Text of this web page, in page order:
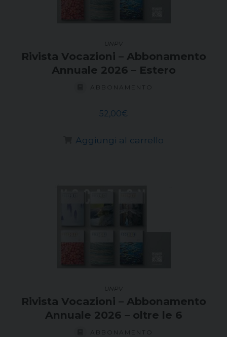
UNPV
Rivista Vocazioni – Abbonamento
Annuale 2026 – Estero
ABBONAMENTO
52,00€
Aggiungi al carrello
UNPV
Rivista Vocazioni – Abbonamento
Annuale 2026 – oltre le 6
ABBONAMENTO